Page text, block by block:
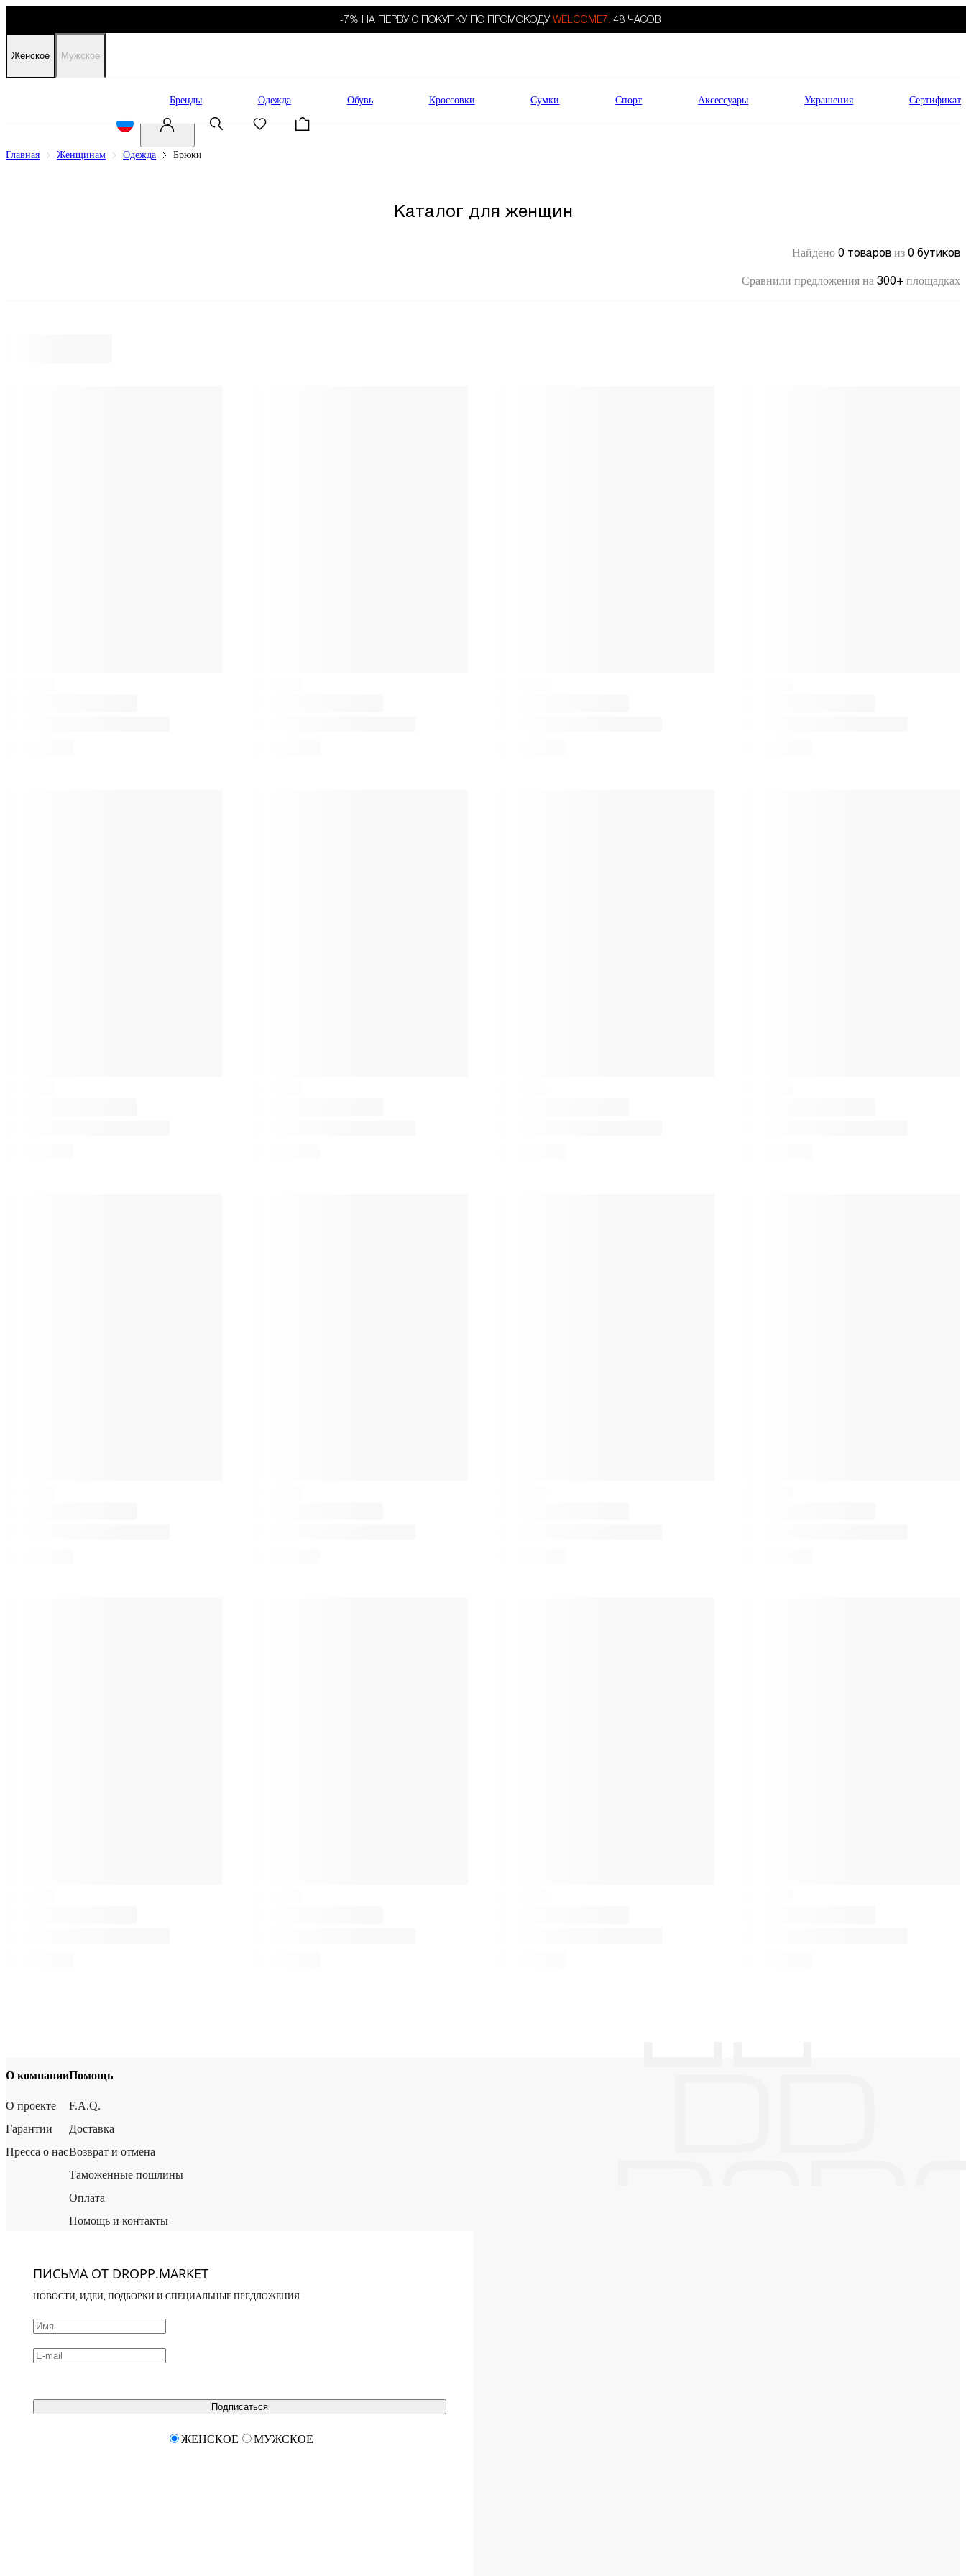
-7% НА ПЕРВУЮ ПОКУПКУ ПО ПРОМОКОДУ WELCOME7. 48 ЧАСОВ
Женское Мужское
Бренды Одежда Обувь Кроссовки Сумки Спорт Аксессуары Украшения Сертификат
Главная Женщинам Одежда Брюки
Каталог для женщин
Найдено 0 товаров из 0 бутиков
Сравнили предложения на 300+ площадках
О компании
О проекте
Гарантии
Пресса о нас
Помощь
F.A.Q.
Доставка
Возврат и отмена
Таможенные пошлины
Оплата
Помощь и контакты
ПИСЬМА ОТ DROPP.MARKET
НОВОСТИ, ИДЕИ, ПОДБОРКИ И СПЕЦИАЛЬНЫЕ ПРЕДЛОЖЕНИЯ
Подписаться
ЖЕНСКОЕ МУЖСКОЕ